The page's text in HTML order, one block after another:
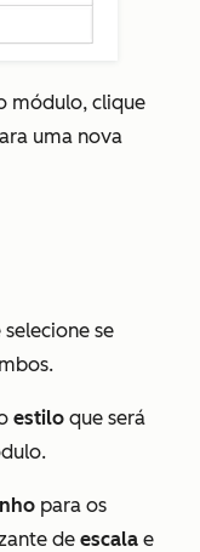
módulo, clique
uma nova
selecione se
estilo que será
para os
de escala e